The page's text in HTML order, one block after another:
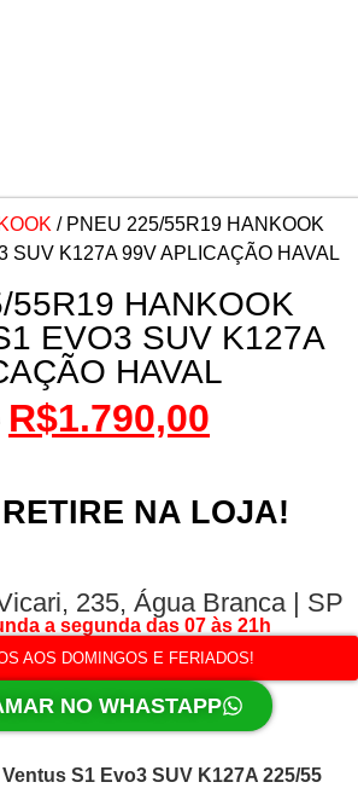
/ PNEU 225/55R19 HANKOOK
SUV K127A 99V APLICAÇÃO HAVAL
55R19 HANKOOK
EVO3 SUV K127A
HAVAL
R$1.790,00
RETIRE NA LOJA!
235, Água Branca | SP
a segunda das 07 às 21h
AOS DOMINGOS E FERIADOS!
NO WHASTAPP
S1 Evo3 SUV K127A 225/55